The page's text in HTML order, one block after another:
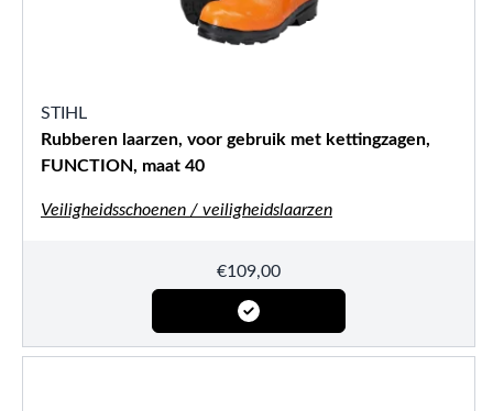
STIHL
Rubberen laarzen, voor gebruik met kettingzagen,
FUNCTION, maat 40
Veiligheidsschoenen / veiligheidslaarzen
€109,00